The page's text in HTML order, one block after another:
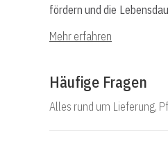
fördern und die
Mehr erfahren
Häufige Fragen
Alles rund um Lieferung,